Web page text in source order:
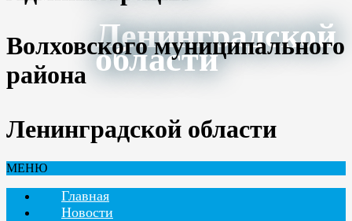
Ленинградской
области
Волховского муниципального
района
Ленинградской области
МЕНЮ
Главная
Новости